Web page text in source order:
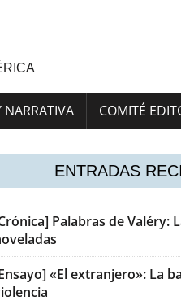
NARRATIVA COMITÉ
ENTRADAS
Palabras de Valéry:
«El extranjero»: La